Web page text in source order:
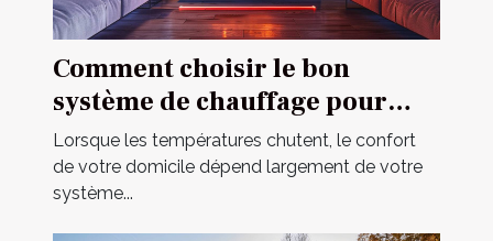
Comment choisir le bon
système de chauffage pour
votre domicile
Lorsque les températures chutent, le confort
de votre domicile dépend largement de votre
système...